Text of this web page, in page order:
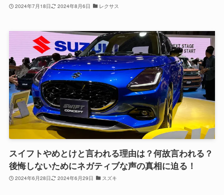
2024年7月18日 2024年8月6日 レクサス
スイフトやめとけと言われる理由は？何故言われる？
後悔しないためにネガティブな声の真相に迫る！
2024年6月28日 2024年6月29日 スズキ